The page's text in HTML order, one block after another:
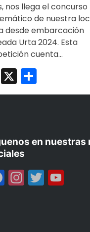
nos llega el concurso
de nuestra
desde embarcación
Urta 2024. Esta
cuenta…
Facebook
X
en nuestras
Facebook
Twitter